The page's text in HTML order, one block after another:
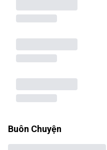
Buôn Chuyện